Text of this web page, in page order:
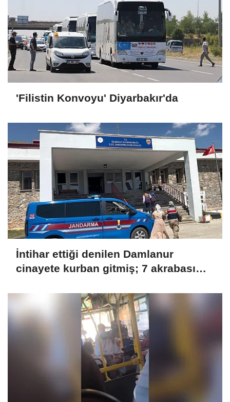
'Filistin Konvoyu' Diyarbakır'da
İntihar ettiği denilen Damlanur
cinayete kurban gitmiş; 7 akrabası